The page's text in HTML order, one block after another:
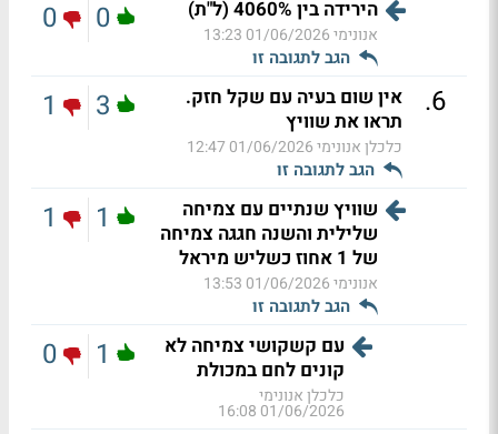
הירידה בין 4060% (ל"ת)
אנונימי01/06/2026 13:23
הגב לתגובה זו
0
0
6
.
אין שום בעיה עם שקל חזק.
תראו את שוויץ
כלכלן אנונימי01/06/2026 12:47
הגב לתגובה זו
3
1
שוויץ שנתיים עם צמיחה
שלילית והשנה חגגה צמיחה
של 1 אחוז כשליש מיראל
אנונימי01/06/2026 13:53
הגב לתגובה זו
1
1
עם קשקושי צמיחה לא
קונים לחם במכולת
כלכלן אנונימי
01/06/2026 16:08
1
0